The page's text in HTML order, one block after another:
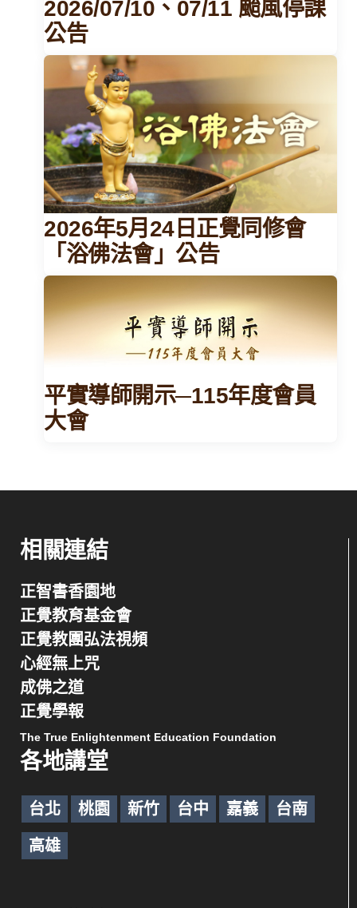
2026/07/10、07/11 颱風停課
公告
2026年5月24日正覺同修會
「浴佛法會」公告
平實導師開示─115年度會員
大會
相關連結
正智書香園地
正覺教育基金會
正覺教團弘法視頻
心經無上咒
成佛之道
正覺學報
The True Enlightenment Education Foundation
各地講堂
台北 桃園 新竹 台中 嘉義 台南
高雄